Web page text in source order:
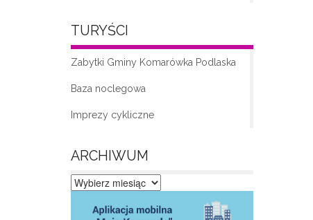
TURYŚCI
Zabytki Gminy Komarówka Podlaska
Baza noclegowa
Imprezy cykliczne
ARCHIWUM
Archiwum